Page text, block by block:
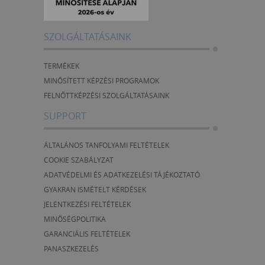
SZOLGÁLTATÁSAINK
TERMÉKEK
MINŐSÍTETT KÉPZÉSI PROGRAMOK
FELNŐTTKÉPZÉSI SZOLGÁLTATÁSAINK
SUPPORT
ÁLTALÁNOS TANFOLYAMI FELTÉTELEK
COOKIE SZABÁLYZAT
ADATVÉDELMI ÉS ADATKEZELÉSI TÁJÉKOZTATÓ
GYAKRAN ISMÉTELT KÉRDÉSEK
JELENTKEZÉSI FELTÉTELEK
MINŐSÉGPOLITIKA
GARANCIÁLIS FELTÉTELEK
PANASZKEZELÉS